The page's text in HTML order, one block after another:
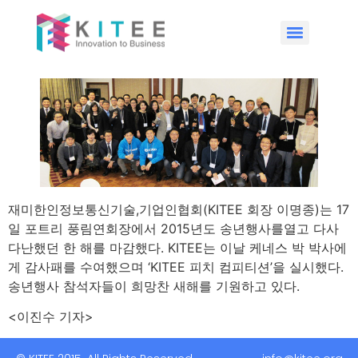
재미한인정보통신기술,기업인협회(KITEE 회장 이명종)는 17
일 포트리 풍림연회장에서 2015년도 송년행사를열고 다사
다난했던 한 해를 마감했다. KITEE는 이날 케네스 박 박사에
게 감사패를 수여했으며 ‘KITEE 피치 컴피티션’을 실시했다.
송년행사 참석자들이 희망찬 새해를 기원하고 있다.
<이진수 기자>